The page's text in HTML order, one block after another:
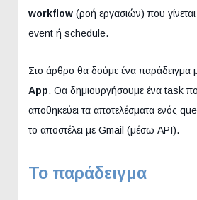
workflow (ροή εργασιών) που γίνεται
event ή schedule.
Στο άρθρο θα δούμε ένα παράδειγμα
App. Θα δημιουργήσουμε ένα task
αποθηκεύει τα αποτελέσματα ενός
το αποστέλει με Gmail (μέσω API).
Το παράδειγμα